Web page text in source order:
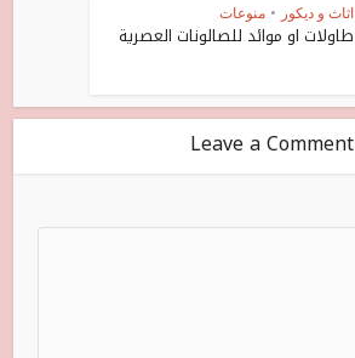
اثاث و ديكور • منوعات
طاولات او موائد للصالونات العصرية
Leave a Comment